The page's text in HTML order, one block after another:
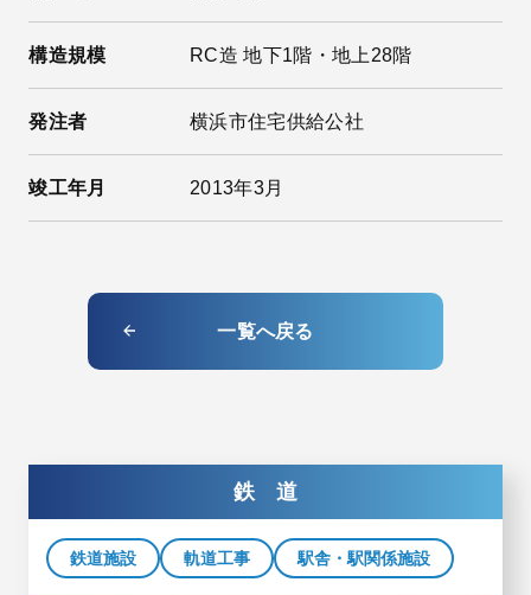
構造規模 RC造 地下1階・地上28階
発注者 横浜市住宅供給公社
竣工年月 2013年3月
一覧へ戻る
鉄 道
鉄道施設 軌道工事 駅舎・駅関係施設